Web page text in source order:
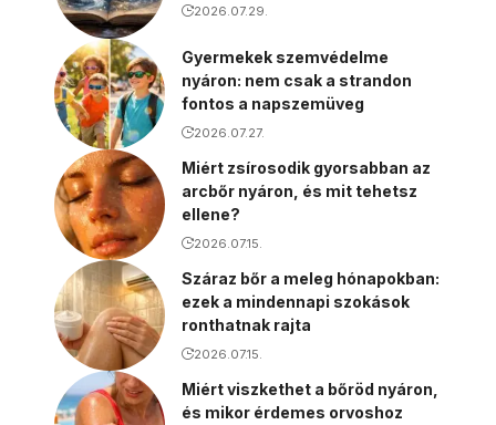
2026.07.29.
Gyermekek szemvédelme
nyáron: nem csak a strandon
fontos a napszemüveg
2026.07.27.
Miért zsírosodik gyorsabban az
arcbőr nyáron, és mit tehetsz
ellene?
2026.07.15.
Száraz bőr a meleg hónapokban:
ezek a mindennapi szokások
ronthatnak rajta
2026.07.15.
Miért viszkethet a bőröd nyáron,
és mikor érdemes orvoshoz